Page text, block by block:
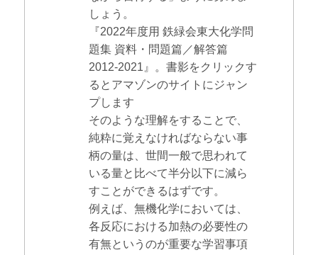
しょう。
『2022年度用 鉄緑会東大化学問
題集 資料・問題篇／解答篇
2012-2021』。書影をクリックす
るとアマゾンのサイトにジャン
プします
そのような理解をすることで、
純粋に覚えなければならない事
柄の量は、世間一般で思われて
いる量と比べて半分以下に減ら
すことができるはずです。
例えば、無機化学においては、
各反応における加熱の必要性の
有無というのが重要な学習事項